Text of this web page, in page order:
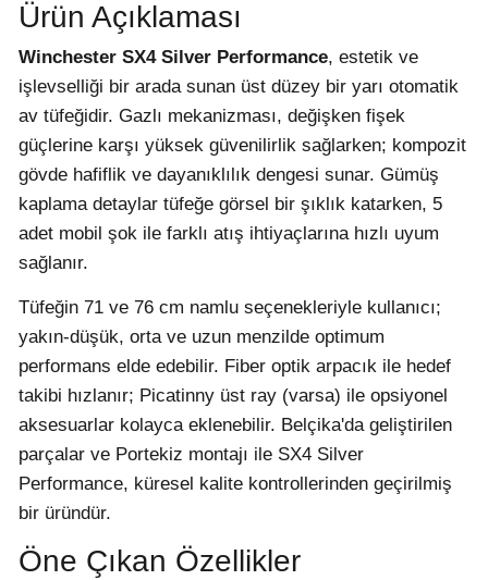
Ürün Açıklaması
Winchester SX4 Silver Performance, estetik ve
işlevselliği bir arada sunan üst düzey bir yarı otomatik
av tüfeğidir. Gazlı mekanizması, değişken fişek
güçlerine karşı yüksek güvenilirlik sağlarken; kompozit
gövde hafiflik ve dayanıklılık dengesi sunar. Gümüş
kaplama detaylar tüfeğe görsel bir şıklık katarken, 5
adet mobil şok ile farklı atış ihtiyaçlarına hızlı uyum
sağlanır.
Tüfeğin 71 ve 76 cm namlu seçenekleriyle kullanıcı;
yakın-düşük, orta ve uzun menzilde optimum
performans elde edebilir. Fiber optik arpacık ile hedef
takibi hızlanır; Picatinny üst ray (varsa) ile opsiyonel
aksesuarlar kolayca eklenebilir. Belçika'da geliştirilen
parçalar ve Portekiz montajı ile SX4 Silver
Performance, küresel kalite kontrollerinden geçirilmiş
bir üründür.
Öne Çıkan Özellikler